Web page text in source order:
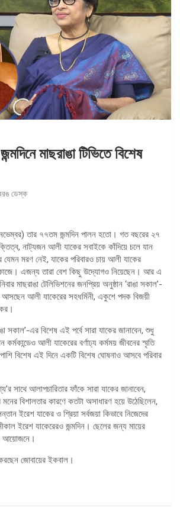
মাছরাঙা টিভিতে বিশেষ
ডেস্ক
নভেম্বর) তার ৭৭তম জন্মদিন পালন হতো। গত বছরের ২৭
নাট্যজন আলী যাকের সবাইকে কাঁদিয়ে চলে যান
যেমন মরণ নেই, যাকের পরিবারও চায় আলী যাকের
এজন্য তারা বেশ কিছু উদ্যোগও নিয়েছেন। আর এ
মাছরাঙা টেলিভিশনের জনপ্রিয় অনুষ্ঠান ‘রাঙা সকাল’-
আলী যাকেরের সহধর্মিনী, একুশে পদক বিজয়ী
সকাল’-এর বিশেষ এই পর্বে সারা যাকের জানাবেন, শুধু
কর্মকান্ডেও আলী যাকেরের বর্ণাঢ্য কর্মময় জীবনের স্মৃতি
বিশেষ এই দিনে একটি বিশেষ ঘোষনাও আসবে পরিবার
সাথে আলাপচারিতার ফাঁকে সারা যাকের জানাবেন,
বিশালতার কারণে কতটা অসাধারণ হয়ে উঠেছিলেন,
ইরেশ যাকের ও শ্রিয়া সর্বজয়া কিভাবে নিজেদের
ইরেশ যাকেরেরও জন্মদিন। ছেলের জন্য মায়ের
আয়োজনে।
জোবায়ের ইকবাল।